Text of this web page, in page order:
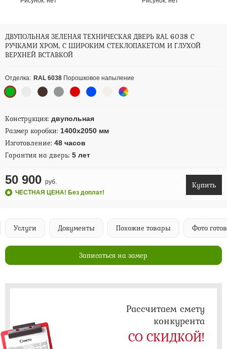
ДВУПОЛЬНАЯ ЗЕЛЕНАЯ ТЕХНИЧЕСКАЯ ДВЕРЬ RAL 6038 С
РУЧКАМИ ХРОМ, С ШИРОКИМ СТЕКЛОПАКЕТОМ И ГЛУХОЙ
ВЕРХНЕЙ ВСТАВКОЙ
Отделка: RAL 6038 Порошковое напыление
Конструкция: двупольная
Размер коробки: 1400х2050 мм
Изготовление: 48 часов
Гарантия на дверь: 5 лет
50 900 руб.
ЧЕСТНАЯ ЦЕНА! Без доплат!
Купить
Услуги Документы Похожие товары Фото
Записаться на замер
Рассчитаем смету
конкурента
СО СКИДКОЙ!